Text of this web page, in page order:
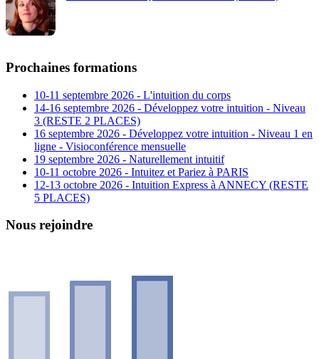
Prochaines formations
10-11 septembre 2026 - L'intuition du corps
14-16 septembre 2026 - Développez votre intuition - Niveau
3 (RESTE 2 PLACES)
16 septembre 2026 - Développez votre intuition - Niveau 1 en
ligne - Visioconférence mensuelle
19 septembre 2026 - Naturellement intuitif
10-11 octobre 2026 - Intuitez et Pariez à PARIS
12-13 octobre 2026 - Intuition Express à ANNECY (RESTE
5 PLACES)
Nous rejoindre